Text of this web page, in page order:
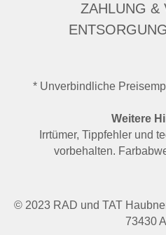
ZAHLUNG &
* Unverbindliche
Weitere
Irrtümer, Tippfehler und
vorbehalten.
© 2023 RAD und TAT
73430